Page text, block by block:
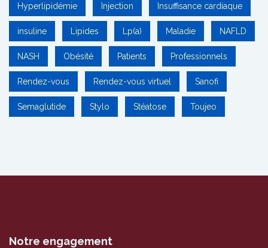
Hyperlipidémie Injection Insuffisance cardiaque
insuline Lipides Lp(a) Maladie NAFLD
NASH Obésité Patients Professionnels
Rendez-vous Rendez-vous virtuel Sanofi
Semaglutide Stylo Stéatose Toujeo
Notre engagement